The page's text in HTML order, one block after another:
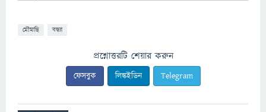
মৌমাছি বন্ধ্যা
প্রশ্নোত্তরটি শেয়ার করুন
ফেসবুক লিঙ্কইডিন Telegram